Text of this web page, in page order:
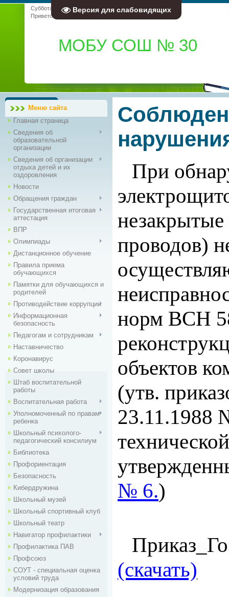
Версия для слабовидящих
Суббота, 08.08.2026, 00:02
Приветствую Вас
Гость RSS
МОБУ СОШ № 30
Меню сайта
Главная страница
Сведения об
образовательной
организации
Сведения об организации
отдыха детей и их
оздоровления
Новости
Обращения граждан
Государственная итоговая
аттестация
ВПР
Олимпиады
Дистанционное обучение
Правила приема
обучающихся
Памятки для обучающихся и
родителей
Противодействие коррупции
Информационная
безопасность
Педагогам и сотрудникам
Наставничество
Коронавирус
Совет школы
Штаб воспитательной
работы
Воспитательная работа
Уполномоченный по правам
ребенка
Школьный психолого-
педагогический консилиум
Библиотека
Профориентация
Безопасность
Кибердружина
Школьный музей
Школьный спортивный клуб
Школьный театр
Навигатор профилактики
Профилактика ПАВ
Профсоюз
СОУТ - специальная оценка
условий труда
Модернизация образования
При
проводов)
норм ВСН
объектов
(утв.
23.11.1988
№ 6.)
(скачать)